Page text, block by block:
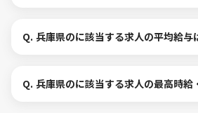
Q. 兵庫県のに該当する求人の平均給与
Q. 兵庫県のに該当する求人の最高時給